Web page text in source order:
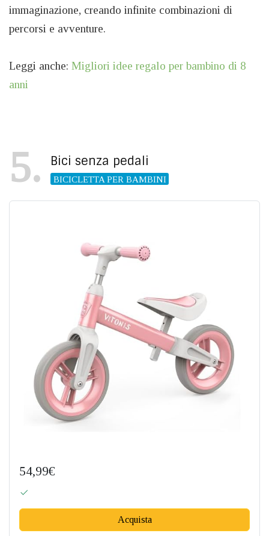
immaginazione, creando infinite combinazioni di
percorsi e avventure.
Leggi anche: Migliori idee regalo per bambino di 8
anni
5 Bici senza pedali
BICICLETTA PER BAMBINI
54,99€
Acquista